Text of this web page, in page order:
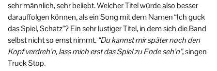
sehr männlich, sehr beliebt. Welcher Titel würde also besser
darauffolgen können, als ein Song mit dem Namen “Ich guck
das Spiel, Schatz”? Ein sehr lustiger Titel, in dem sich die Band
selbst nicht so ernst nimmt. “Du kannst mir später noch den
Kopf verdreh’n, lass mich erst das Spiel zu Ende seh’n”, singen
Truck Stop.